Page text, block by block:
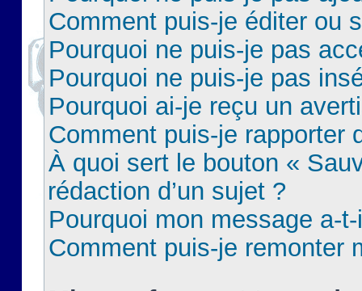
Comment puis-je éditer ou
Pourquoi ne puis-je pas
Pourquoi ne puis-je pas
Pourquoi ai-je reçu un
Comment puis-je rapporter
À quoi sert le bouton «
rédaction d’un sujet ?
Pourquoi mon message a-
Comment puis-je remonter